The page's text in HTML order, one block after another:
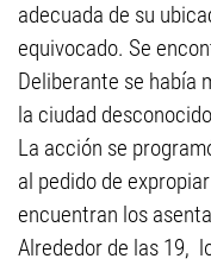
adecuada de su
equivocado. Se
Deliberante se había
la ciudad
La acción se
al pedido de
encuentran los
Alrededor de las 19,